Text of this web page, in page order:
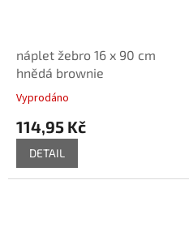
náplet žebro 16 x 90 cm
hnědá brownie
Vyprodáno
114,95 Kč
DETAIL